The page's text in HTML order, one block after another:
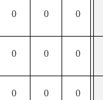
0 0 0
0 0 0
0 0 0